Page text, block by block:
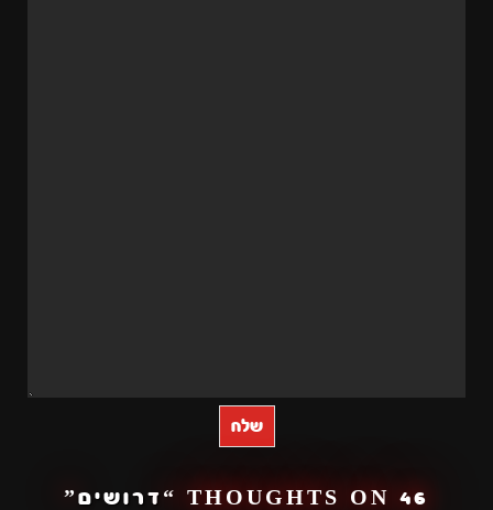
שלח
46 THOUGHTS ON “ דרושים ”